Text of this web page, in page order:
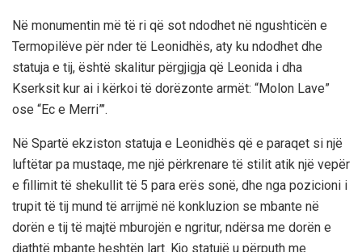
Në monumentin më të ri që sot ndodhet në ngushticën e
Termopilëve për nder të Leonidhës, aty ku ndodhet dhe
statuja e tij, është skalitur përgjigja që Leonida i dha
Kserksit kur ai i kërkoi të dorëzonte armët: “Molon Lave”
ose “Ec e Merri”’.
Në Spartë ekziston statuja e Leonidhës që e paraqet si një
luftëtar pa mustaqe, me një përkrenare të stilit atik një vepër
e fillimit të shekullit të 5 para erës sonë, dhe nga pozicioni i
trupit të tij mund të arrijmë në konkluzion se mbante në
dorën e tij të majtë mburojën e ngritur, ndërsa me dorën e
djathtë mbante heshtën lart. Kjo statujë u përputh me